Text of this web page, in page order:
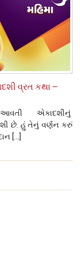
વ્રત કથા –
એકાદશીનું
છે. હું તેનું વર્ણન કરું
[…]